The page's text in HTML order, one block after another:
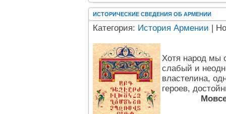
ИСТОРИЧЕСКИЕ СВЕДЕНИЯ ОБ АРМЕНИИ
Категория: История Армении |
Хотя народ мы
слабый и
властелина,
героев,